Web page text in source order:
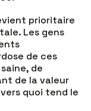
prioritaire
Les gens
de ces
de
de la valeur
quoi tend le